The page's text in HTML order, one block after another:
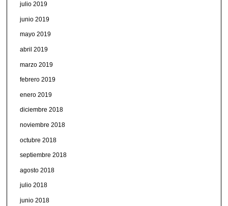
julio 2019
junio 2019
mayo 2019
abril 2019
marzo 2019
febrero 2019
enero 2019
diciembre 2018
noviembre 2018
octubre 2018
septiembre 2018
agosto 2018
julio 2018
junio 2018